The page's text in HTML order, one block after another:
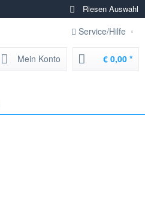
Riesen Auswahl
Service/Hilfe
Mein Konto € 0,00 *